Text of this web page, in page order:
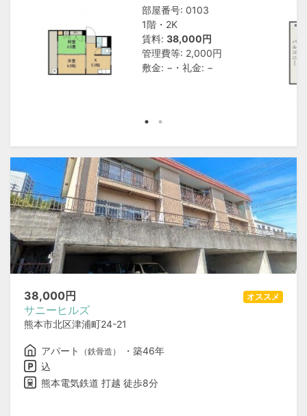
部屋番号: 0103
1階・2K
賃料: 38,000円
管理費等: 2,000円
敷金: −・礼金: −
38,000円
サニーヒルズ
熊本市北区津浦町24-21
オススメ
アパート （鉄骨造）
・築46年
込
熊本電気鉄道 打越 徒歩8分